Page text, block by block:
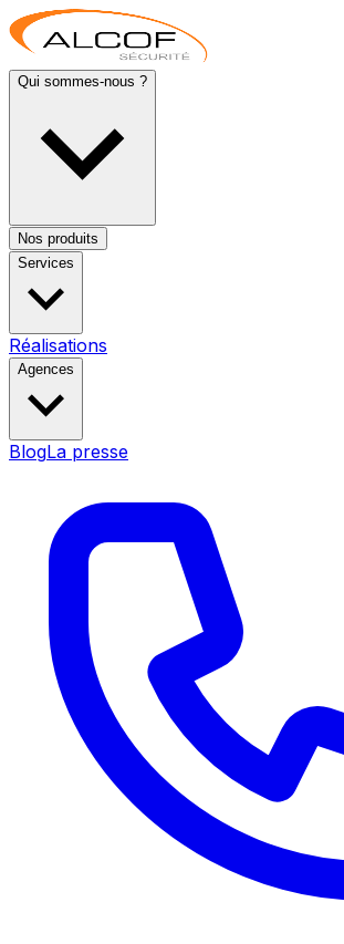
Qui sommes-nous ?
Nos produits
Services
Réalisations
Agences
BlogLa presse